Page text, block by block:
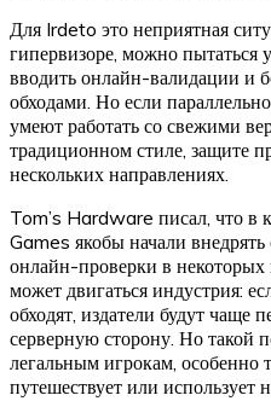
Для Irdeto это неприятная
гипервизоре, можно пытаться
вводить онлайн-валидации и
обходами. Но если
умеют работать со свежими
традиционном стиле, защите
нескольких направлениях.
Tom’s Hardware писал, что в
Games якобы начали
онлайн-проверки в некоторых
может двигаться индустрия:
обходят, издатели будут чаще
серверную сторону. Но такой
легальным игрокам, особенно
путешествует или использует